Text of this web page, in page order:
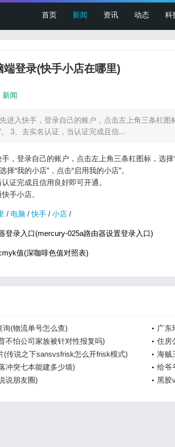
首页 新闻 资讯 动态 科
端登录(快手小店在哪里)
新闻
进入快手，登录自己的账户，点击左上角三条杠图
。 3、去实名认证，当认证完成且信...
，登录自己的账户，点击左上角三条杠图标，选择“
择“我的小店”，点击“启用我的小店”。
证完成且信用良好即可开通。
手小店。
/ 电脑 /快手 / 小店 /
登录入口(mercury-025a路由器设置登录入口)
值(深咖啡色值对照表)
询(物流单号怎么查)
广东
院资
不怕公司家族被针对性报复吗)
住房
(传说之下sansvsfrisk怎么开frisk模式)
海贼
冲突七本能建多少墙)
给爷
说朋友圈)
黑胶